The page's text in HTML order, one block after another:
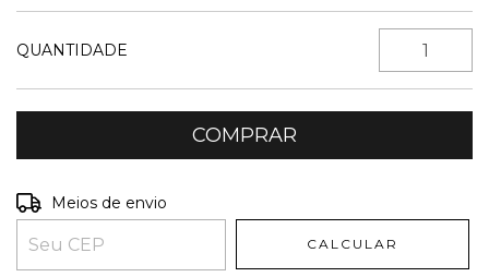
QUANTIDADE
Entregas para o CEP:
Meios de envio
CALCULAR